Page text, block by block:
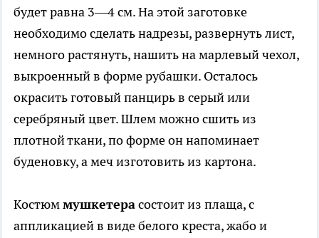
будет равна 3—4 см. На этой заготовке
необходимо сделать надрезы, развернуть лист,
немного растянуть, нашить на марлевый чехол,
выкроенный в форме рубашки. Осталось
окрасить готовый панцирь в серый или
серебряный цвет. Шлем можно сшить из
плотной ткани, по форме он напоминает
буденовку, а меч изготовить из картона.
Костюммушкетерасостоит из плаща, с
аппликацией в виде белого креста, жабо и